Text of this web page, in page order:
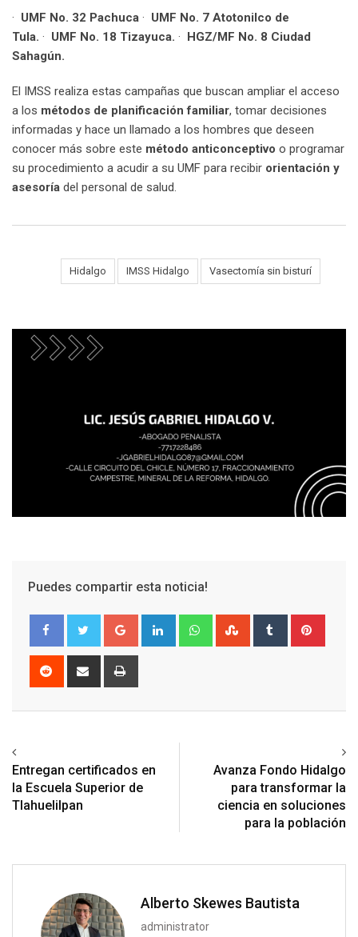
· UMF No. 32 Pachuca · UMF No. 7 Atotonilco de
Tula. · UMF No. 18 Tizayuca. · HGZ/MF No. 8 Ciudad
Sahagún.
El IMSS realiza estas campañas que buscan ampliar el acceso
a los métodos de planificación familiar, tomar decisiones
informadas y hace un llamado a los hombres que deseen
conocer más sobre este método anticonceptivo o programar
su procedimiento a acudir a su UMF para recibir orientación y
asesoría del personal de salud.
Hidalgo IMSS Hidalgo Vasectomía sin bisturí
Puedes compartir esta noticia!
Google+ LinkedIn WhatsappStumbleUpon
Tumblr
Reddit
Share
Entregan certificados en
la Escuela Superior de
Tlahuelilpan
Avanza Fondo Hidalgo
para transformar la
ciencia en soluciones
para la población
Alberto Skewes Bautista
administrator